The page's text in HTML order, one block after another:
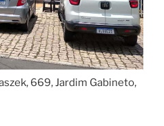
669, Jardim Gabineto,